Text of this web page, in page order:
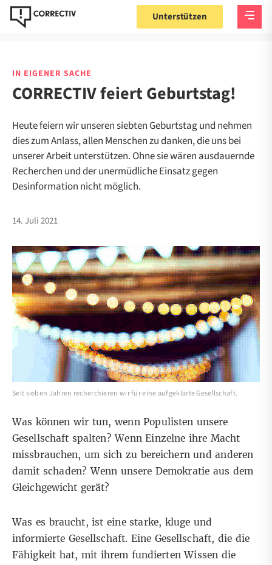
Unterstützen
IN EIGENER SACHE
CORRECTIV feiert Geburtstag!
Heute feiern wir unseren siebten Geburtstag und nehmen
dies zum Anlass, allen Menschen zu danken, die uns bei
unserer Arbeit unterstützen. Ohne sie wären ausdauernde
Recherchen und der unermüdliche Einsatz gegen
Desinformation nicht möglich.
14. Juli 2021
Seit sieben Jahren recherchieren wir für eine aufgeklärte Gesellschaft.
Was können wir tun, wenn Populisten unsere
Gesellschaft spalten? Wenn Einzelne ihre Macht
missbrauchen, um sich zu bereichern und anderen
damit schaden? Wenn unsere Demokratie aus dem
Gleichgewicht gerät?
Was es braucht, ist eine starke, kluge und
informierte Gesellschaft. Eine Gesellschaft, die die
Fähigkeit hat, mit ihrem fundierten Wissen die